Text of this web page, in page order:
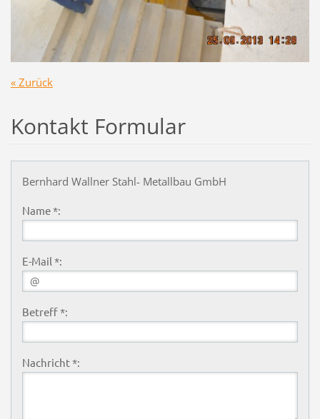
« Zurück
Kontakt Formular
Bernhard Wallner Stahl- Metallbau GmbH
Name *:
E-Mail *:
Betreff *:
Nachricht *: